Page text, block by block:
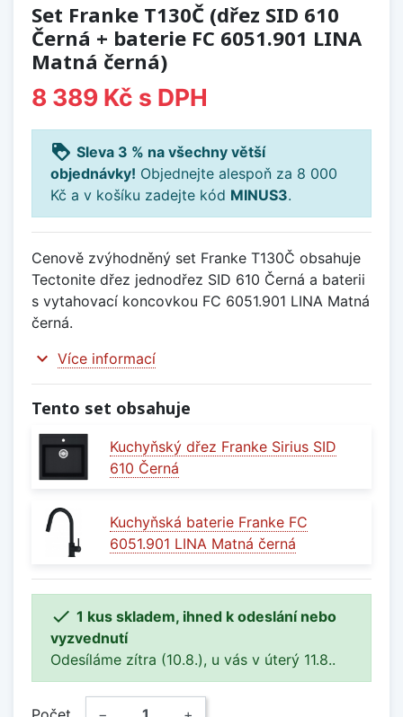
Set Franke T130Č (dřez SID 610
Černá + baterie FC 6051.901 LINA
Matná černá)
8 389 Kč s DPH
loyalty Sleva 3 % na všechny větší
objednávky! Objednejte alespoň za 8 000
Kč a v košíku zadejte kód MINUS3.
Cenově zvýhodněný set Franke T130Č obsahuje
Tectonite dřez jednodřez SID 610 Černá a baterii
s vytahovací koncovkou FC 6051.901 LINA Matná
černá.
expand_more Více informací
Tento set obsahuje
Kuchyňský dřez Franke Sirius SID
610 Černá
Kuchyňská baterie Franke FC
6051.901 LINA Matná černá
 1 kus skladem, ihned k odeslání nebo
vyzvednutí
Odesíláme zítra (10.8.), u vás v úterý 11.8..